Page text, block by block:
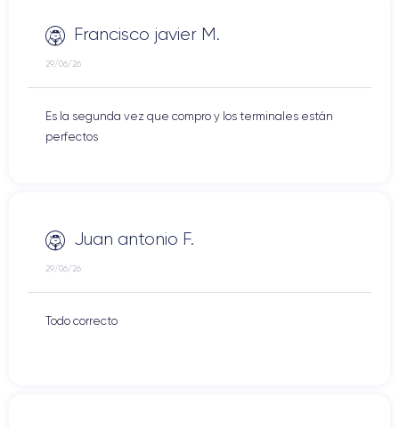
Francisco javier M.
29/06/26
Es la segunda vez que compro y los terminales están
perfectos
Juan antonio F.
29/06/26
Todo correcto